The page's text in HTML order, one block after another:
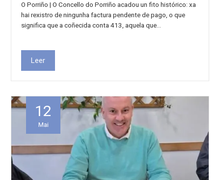
O Porriño | O Concello do Porriño acadou un fito histórico: xa
hai rexistro de ningunha factura pendente de pago, o que
significa que a coñecida conta 413, aquela que…
Leer
12
Mai